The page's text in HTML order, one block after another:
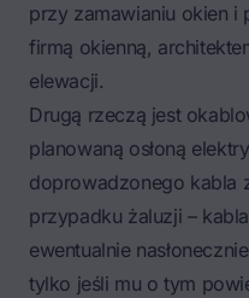
przy zamawianiu okien i
firmą okienną,
elewacji.
Drugą rzeczą jest
planowaną osłoną
doprowadzonego kabla
przypadku żaluzji –
ewentualnie
tylko jeśli mu o tym